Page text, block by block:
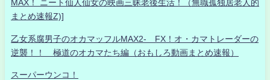
MAX！ ニート仙人仙女の映画三昧老後生活！（無職孤独居老人的
まとめ速報Z)]
乙女系腐男子のオカマッフルMAX2- FX！オ・カマトレーダーの
逆襲！！ 極道のオカマたち編（おもしろ動画まとめ速報）
スーパーウンコ！